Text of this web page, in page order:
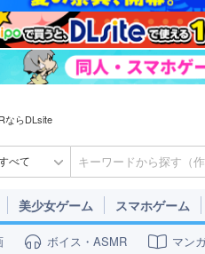
ならDLsite
べて
美少女ゲーム スマホゲーム
ボイス・ASMR マン